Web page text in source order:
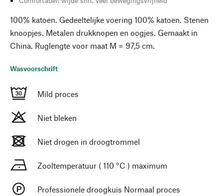
100% katoen. Gedeeltelijke voering 100% katoen. Stenen
knoopjes. Metalen drukknopen en oogjes. Gemaakt in
China. Ruglengte voor maat M = 97,5 cm.
Wasvoorschrift
Mild proces
Niet bleken
Niet drogen in droogtrommel
Zooltemperatuur ( 110 °C ) maximum
Professionele droogkuis Normaal proces